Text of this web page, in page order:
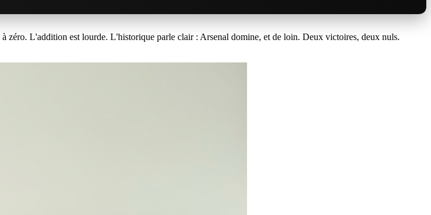
zéro. L'addition est lourde. L'historique parle clair : Arsenal domine, et de loin. Deux victoires, deux nuls.